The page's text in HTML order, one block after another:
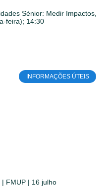
Sénior: Medir Impactos,
feira); 14:30
INFORMAÇÕES ÚTEIS
FMUP | 16 julho